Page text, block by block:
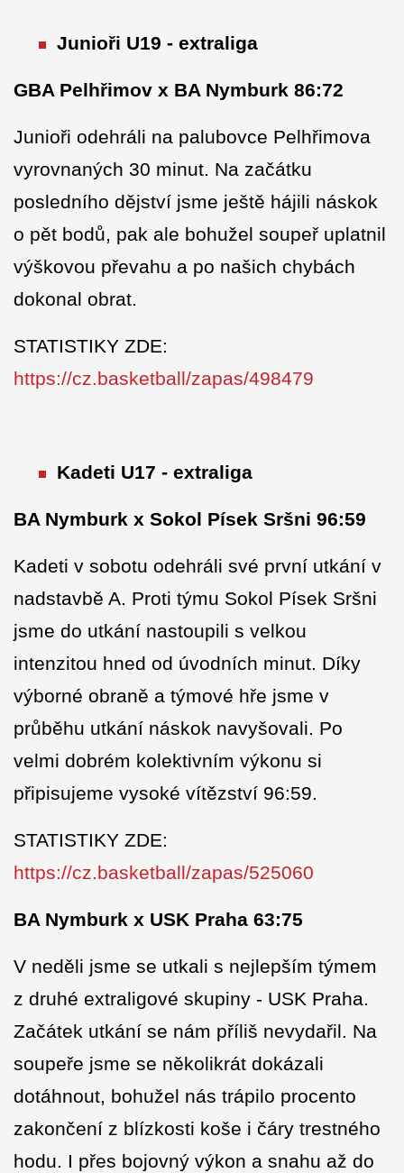
Junioři U19 - extraliga
GBA Pelhřimov x BA Nymburk 86:72
Junioři odehráli na palubovce Pelhřimova
vyrovnaných 30 minut. Na začátku
posledního dějství jsme ještě hájili náskok
o pět bodů, pak ale bohužel soupeř uplatnil
výškovou převahu a po našich chybách
dokonal obrat.
STATISTIKY ZDE:
https://cz.basketball/zapas/498479
Kadeti U17 - extraliga
BA Nymburk x Sokol Písek Sršni 96:59
Kadeti v sobotu odehráli své první utkání v
nadstavbě A. Proti týmu Sokol Písek Sršni
jsme do utkání nastoupili s velkou
intenzitou hned od úvodních minut. Díky
výborné obraně a týmové hře jsme v
průběhu utkání náskok navyšovali. Po
velmi dobrém kolektivním výkonu si
připisujeme vysoké vítězství 96:59.
STATISTIKY ZDE:
https://cz.basketball/zapas/525060
BA Nymburk x USK Praha 63:75
V neděli jsme se utkali s nejlepším týmem
z druhé extraligové skupiny - USK Praha.
Začátek utkání se nám příliš nevydařil. Na
soupeře jsme se několikrát dokázali
dotáhnout, bohužel nás trápilo procento
zakončení z blízkosti koše i čáry trestného
hodu. I přes bojovný výkon a snahu až do